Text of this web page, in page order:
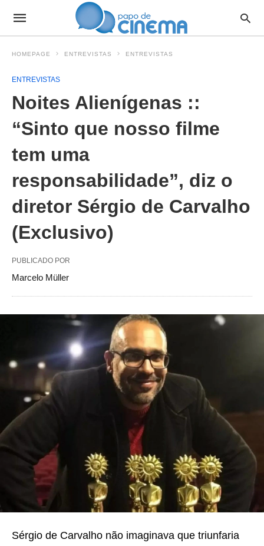
HOMEPAGE ENTREVISTAS ENTREVISTAS
ENTREVISTAS
Noites Alienígenas ::
“Sinto que nosso filme
tem uma
responsabilidade”, diz o
diretor Sérgio de Carvalho
(Exclusivo)
PUBLICADO POR
Marcelo Müller
Sérgio de Carvalho não imaginava que triunfaria